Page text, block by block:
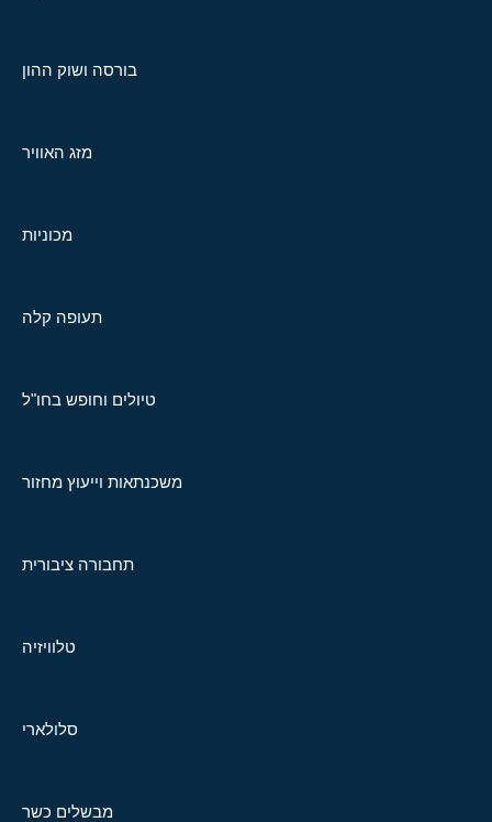
בורסה ושוק ההון
מזג האוויר
מכוניות
תעופה קלה
טיולים וחופש בחו"ל
משכנתאות וייעוץ מחזור
תחבורה ציבורית
טלוויזיה
סלולארי
מבשלים כשר